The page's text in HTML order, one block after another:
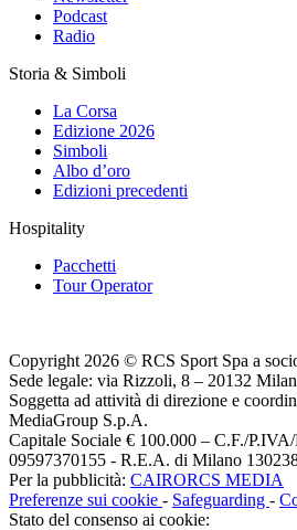
Podcast
Radio
Storia & Simboli
La Corsa
Edizione 2026
Simboli
Albo d’oro
Edizioni precedenti
Hospitality
Pacchetti
Tour Operator
Copyright 2026 © RCS Sport Spa a
Sede legale: via Rizzoli, 8 – 20132
Soggetta ad attività di direzione e
MediaGroup S.p.A.
Capitale Sociale € 100.000 – C.F./
09597370155 - R.E.A. di Milano
Per la pubblicità: CAIRORCS MEDIA
Preferenze sui cookie - Safeguarding -
Stato del consenso ai cookie: